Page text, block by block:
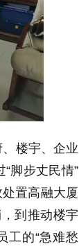
楼宇、企业
脚步丈民情”
置高融大厦
到推动楼宇
工的“急难愁